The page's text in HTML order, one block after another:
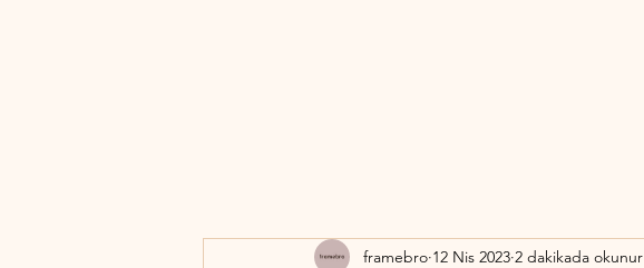
framebro 12 Nis 2023 2 dakikada okunur